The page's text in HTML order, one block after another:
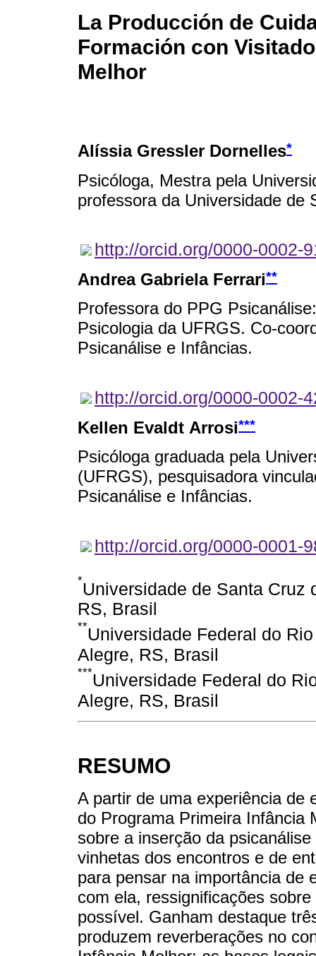
La Producción de
Formación con
Melhor
Alíssia Gressler Dornelles*
Psicóloga, Mestra pela
professora da Universidade de
http://orcid.org/0000-0002-
Andrea Gabriela Ferrari**
Professora do PPG
Psicologia da UFRGS. Co-
Psicanálise e Infâncias.
http://orcid.org/0000-0002-
Kellen Evaldt Arrosi***
Psicóloga graduada pela
(UFRGS), pesquisadora
Psicanálise e Infâncias.
http://orcid.org/0000-0001-
*Universidade de Santa Cruz
RS, Brasil
**Universidade Federal do
Alegre, RS, Brasil
***Universidade Federal do
Alegre, RS, Brasil
RESUMO
A partir de uma experiência de
do Programa Primeira Infância
sobre a inserção da
vinhetas dos encontros e de
para pensar na importância de
com ela, ressignificações
possível. Ganham destaque
produzem reverberações no